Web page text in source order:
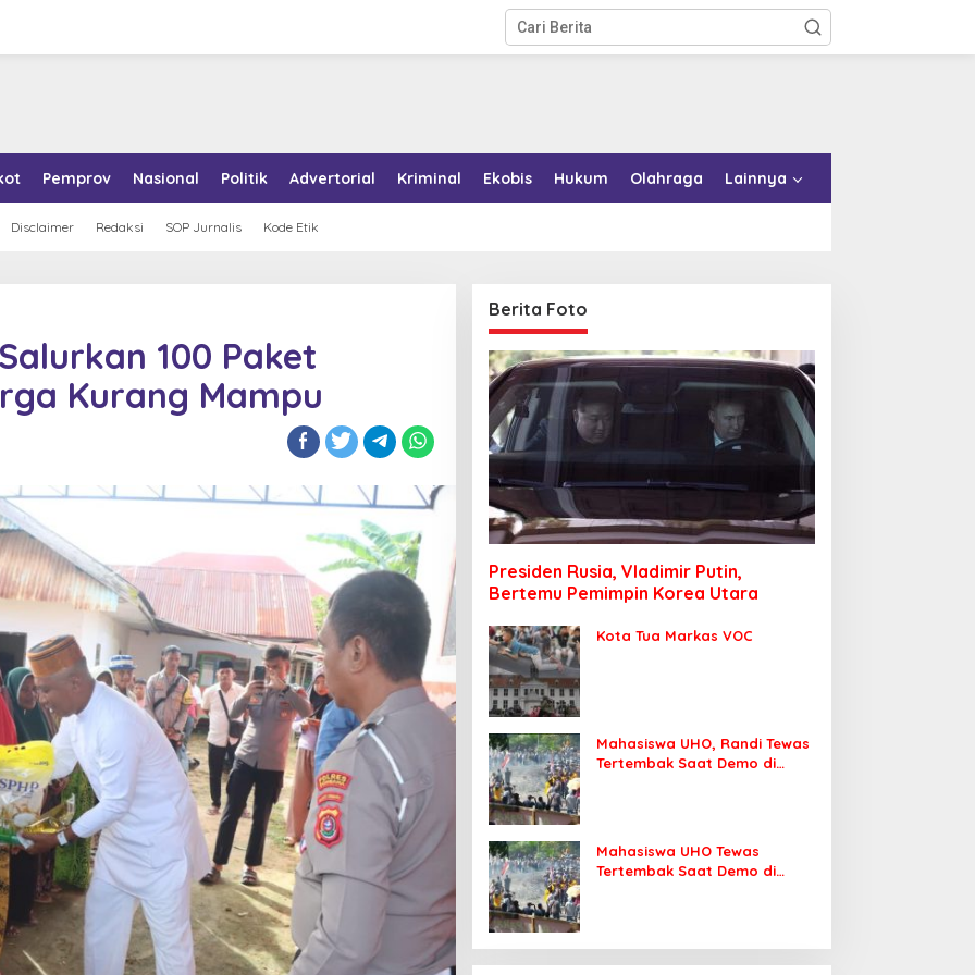
Pemprov Nasional Politik Advertorial Kriminal Ekobis Hukum Olahraga Lainnya
Disclaimer Redaksi SOP Jurnalis Kode Etik
100 Paket
Kurang Mampu
Berita Foto
Presiden Rusia, Vladimir Putin,
Bertemu Pemimpin Korea Utara
Kota Tua Markas VOC
Mahasiswa UHO, Randi Tewas
Tertembak Saat Demo di
Mahasiswa UHO Tewas
Tertembak Saat Demo di